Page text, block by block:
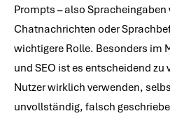
Prompts – also
Chatnachrichten oder
wichtigere Rolle. Besonders im
und SEO ist es entscheidend
Nutzer wirklich verwenden,
unvollständig, falsch